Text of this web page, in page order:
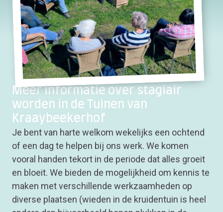
Meer informatie over stagiair
worden in de Tuinen van
Kraaybeekerhof
Je bent van harte welkom wekelijks een ochtend
of een dag te helpen bij ons werk. We komen
vooral handen tekort in de periode dat alles groeit
en bloeit. We bieden de mogelijkheid om kennis te
maken met verschillende werkzaamheden op
diverse plaatsen (wieden in de kruidentuin is heel